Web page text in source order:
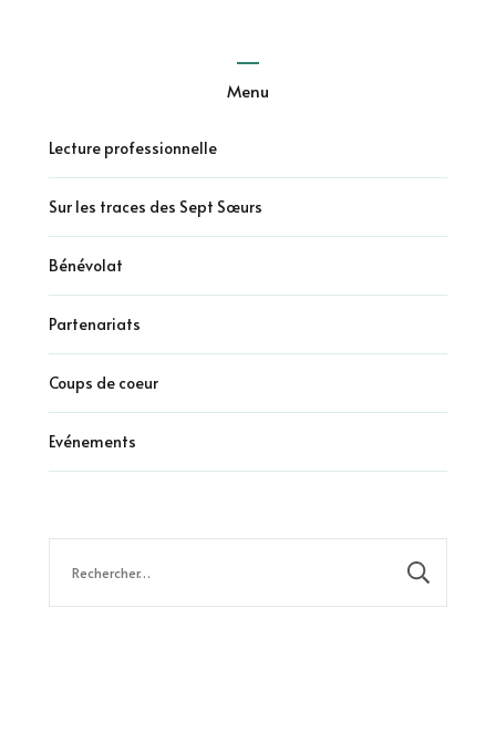
Menu
Lecture professionnelle
Sur les traces des Sept Sœurs
Bénévolat
Partenariats
Coups de coeur
Evénements